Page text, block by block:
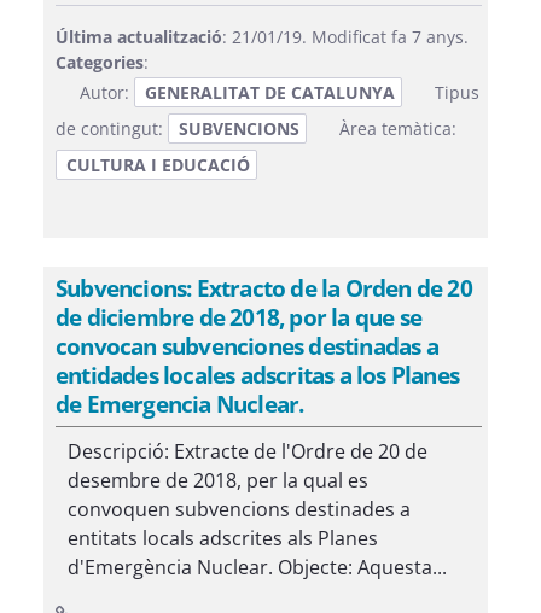
Última actualització: 21/01/19. Modificat fa 7 anys.
Categories:
Autor:
GENERALITAT DE CATALUNYA
Tipus
de contingut:
SUBVENCIONS
Àrea temàtica:
CULTURA I EDUCACIÓ
Subvencions: Extracto de la Orden de 20
de diciembre de 2018, por la que se
convocan subvenciones destinadas a
entidades locales adscritas a los Planes
de Emergencia Nuclear.
Descripció: Extracte de l'Ordre de 20 de
desembre de 2018, per la qual es
convoquen subvencions destinades a
entitats locals adscrites als Planes
d'Emergència Nuclear. Objecte: Aquesta...